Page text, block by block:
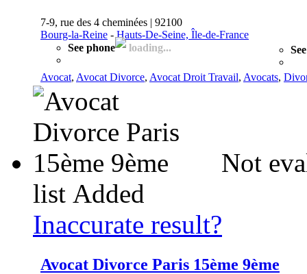
7-9, rue des 4 cheminées | 92100
Bourg-la-Reine -Hauts-De-Seine, Île-de-France
See phone
loading...
Avocat, Avocat Divorce, Avocat Droit Travail, Avocats,
Not
list Added
Inaccurate result?
Avocat Divorce Paris 15ème 9ème